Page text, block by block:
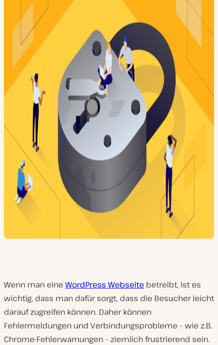
Wenn man eine WordPress Webseite betreibt, ist es
wichtig, dass man dafür sorgt, dass die Besucher leicht
darauf zugreifen können. Daher können
Fehlermeldungen und Verbindungsprobleme – wie z.B.
Chrome-Fehlerwarnungen – ziemlich frustrierend sein.